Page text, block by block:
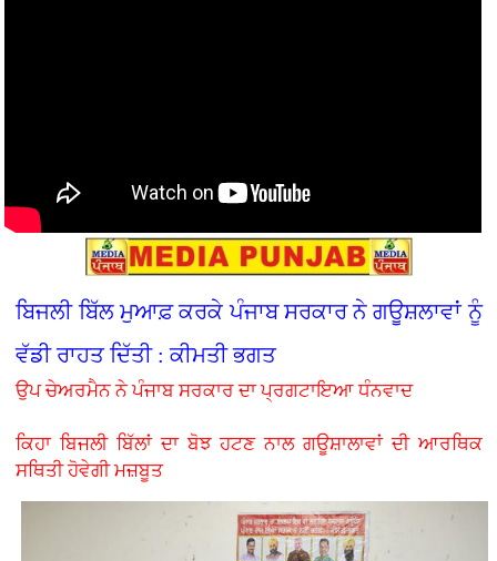
ਬਿਜਲੀ ਬਿੱਲ ਮੁਆਫ਼ ਕਰਕੇ ਪੰਜਾਬ ਸਰਕਾਰ ਨੇ ਗਊਸ਼ਲਾਵਾਂ ਨੂੰ
ਵੱਡੀ ਰਾਹਤ ਦਿੱਤੀ : ਕੀਮਤੀ ਭਗਤ
ਉਪ ਚੇਅਰਮੈਨ ਨੇ ਪੰਜਾਬ ਸਰਕਾਰ ਦਾ ਪ੍ਰਗਟਾਇਆ ਧੰਨਵਾਦ
ਕਿਹਾ ਬਿਜਲੀ ਬਿੱਲਾਂ ਦਾ ਬੋਝ ਹਟਣ ਨਾਲ ਗਊਸ਼ਾਲਾਵਾਂ ਦੀ ਆਰਥਿਕ
ਸਥਿਤੀ ਹੋਵੇਗੀ ਮਜ਼ਬੂਤ